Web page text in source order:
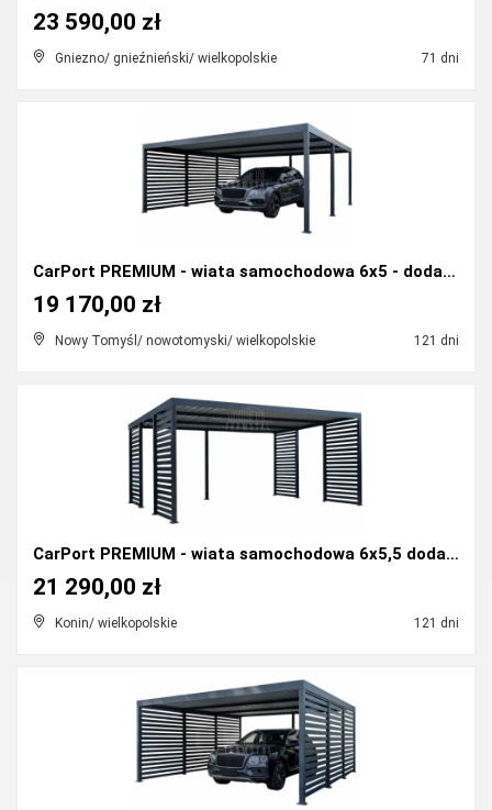
Gniezno/ gnieźnieński/ wielkopolskie 71 dni
23 590,00 zł
CarPort PREMIUM - wiata samochodowa 6x5 - dodatkow...
Nowy Tomyśl/ nowotomyski/ wielkopolskie 121 dni
19 170,00 zł
CarPort PREMIUM - wiata samochodowa 6x5,5 dodatko...
Konin/ wielkopolskie 121 dni
21 290,00 zł